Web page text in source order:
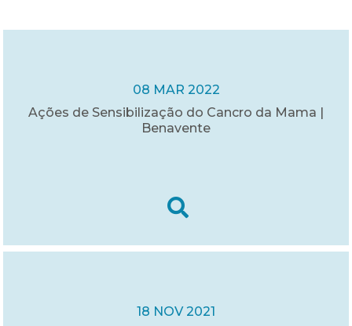
08 MAR 2022
Ações de Sensibilização do Cancro da Mama |
Benavente
18 NOV 2021